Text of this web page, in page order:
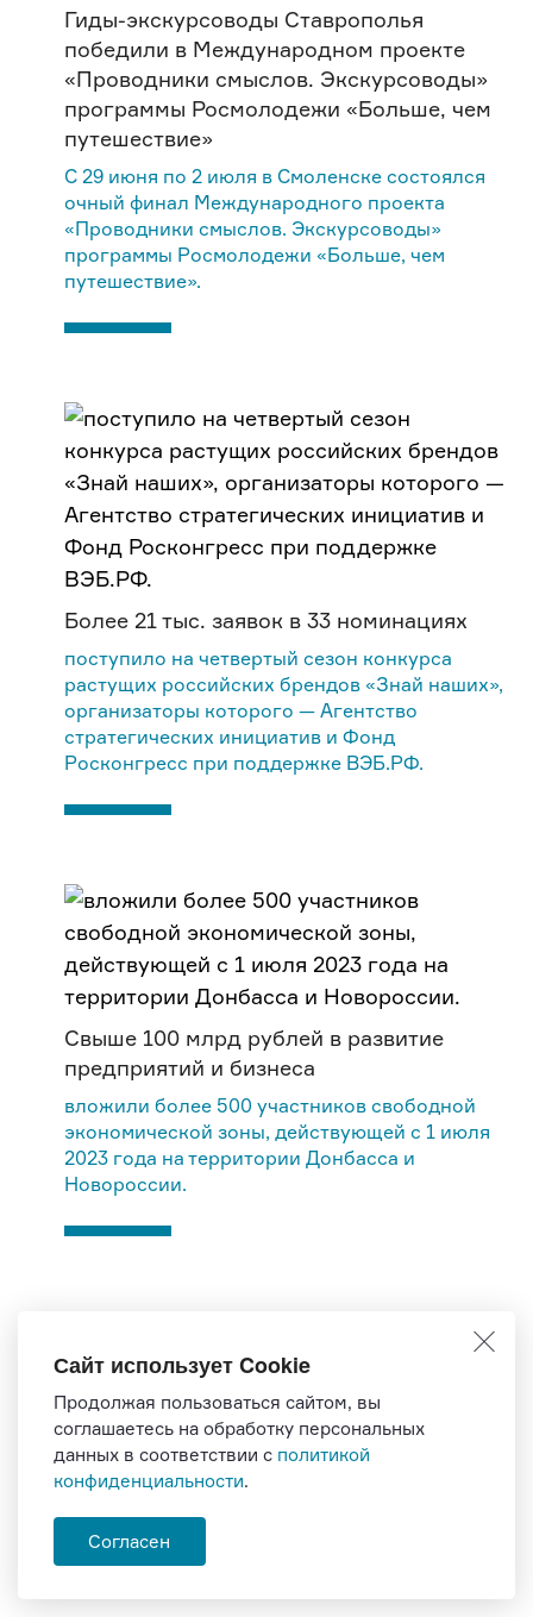
Гиды-экскурсоводы Ставрополья
победили в Международном проекте
«Проводники смыслов. Экскурсоводы»
программы Росмолодежи «Больше, чем
путешествие»
С 29 июня по 2 июля в Смоленске состоялся
очный финал Международного проекта
«Проводники смыслов. Экскурсоводы»
программы Росмолодежи «Больше, чем
путешествие».
Более 21 тыс. заявок в 33 номинациях
поступило на четвертый сезон конкурса
растущих российских брендов «Знай наших»,
организаторы которого — Агентство
стратегических инициатив и Фонд
Росконгресс при поддержке ВЭБ.РФ.
Свыше 100 млрд рублей в развитие
предприятий и бизнеса
вложили более 500 участников свободной
экономической зоны, действующей с 1 июля
2023 года на территории Донбасса и
Новороссии.
ПОПУЛЯРНОЕ
В июне пройдет самое грандиозное
событие российской промышленности
18-20 июня 2024 года, Московский
Сайт использует Cookie
Продолжая пользоваться сайтом, вы
соглашаетесь на обработку персональных
данных в соответствии с политикой
конфиденциальности.
Согласен